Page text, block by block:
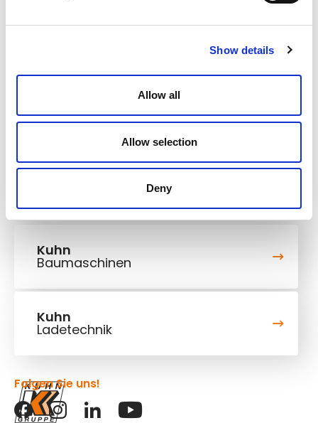
Show details
Allow all
Allow selection
Deny
Um die Map anzusehen, müssen Sie die Cookies
akzeptieren.
Marketing-Cookies akzeptieren
Kuhn
Baumaschinen
Kuhn
Ladetechnik
Folgen Sie uns!